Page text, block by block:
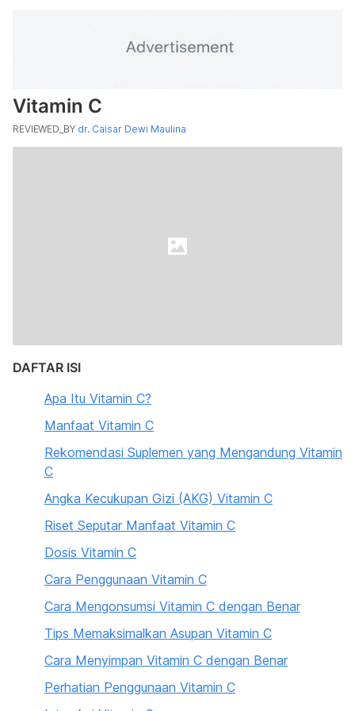
Vitamin C
REVIEWED_BY dr. Caisar Dewi Maulina
DAFTAR ISI
Apa Itu Vitamin C?
Manfaat Vitamin C
Rekomendasi Suplemen yang Mengandung Vitamin
C
Angka Kecukupan Gizi (AKG) Vitamin C
Riset Seputar Manfaat Vitamin C
Dosis Vitamin C
Cara Penggunaan Vitamin C
Cara Mengonsumsi Vitamin C dengan Benar
Tips Memaksimalkan Asupan Vitamin C
Cara Menyimpan Vitamin C dengan Benar
Perhatian Penggunaan Vitamin C